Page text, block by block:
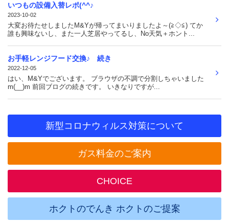
いつもの設備入替レポ(^^♪
2023-10-02
大変お待たせしましたM&Yが帰ってまいりましたよ～(≧◇≦) てか
誰も興味ないし、また一人芝居やってるし、No天気＋ホント...
お手軽レンジフード交換♪ 続き
2022-12-05
はい、M&Yでございます。 ブラウザの不調で分割しちゃいました
m(__)m 前回ブログの続きです。 いきなりですが...
新型コロナウィルス対策について
ガス料金のご案内
CHOICE
ホクトのでんき ホクトのご提案